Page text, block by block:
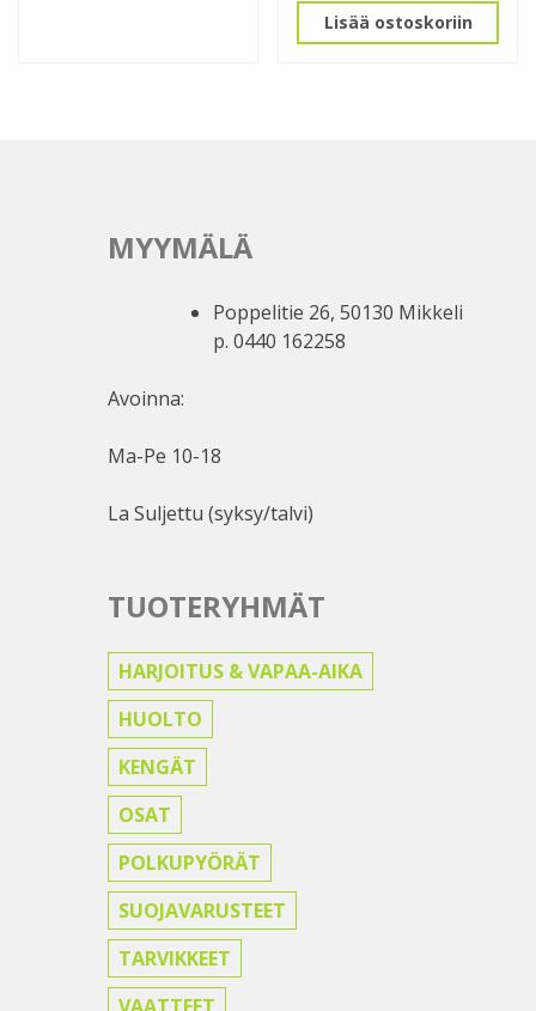
Lisää ostoskoriin
MYYMÄLÄ
Poppelitie 26, 50130 Mikkeli
p. 0440 162258
Avoinna:
Ma-Pe 10-18
La Suljettu (syksy/talvi)
TUOTERYHMÄT
HARJOITUS & VAPAA-AIKA
HUOLTO
KENGÄT
OSAT
POLKUPYÖRÄT
SUOJAVARUSTEET
TARVIKKEET
VAATTEET